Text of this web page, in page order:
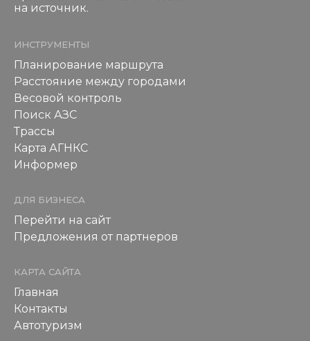
на источник.
ИНСТРУМЕНТЫ
Планирование маршрута
Расстояние между городами
Весовой контроль
Поиск АЗС
Трассы
Карта АГНКС
Информер
ДЛЯ БИЗНЕСА
Перейти на сайт
Предложения от партнеров
КАРТА САЙТА
Главная
Контакты
Автотуризм